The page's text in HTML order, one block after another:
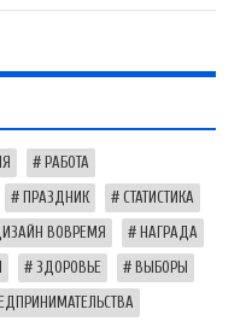
РАБОТА
ПРАЗДНИК СТАТИСТИКА
ВОВРЕМЯ НАГРАДА
ЗДОРОВЬЕ ВЫБОРЫ